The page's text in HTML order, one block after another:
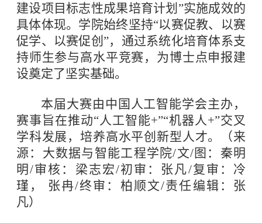
建设项目标志性成果培育计划”实施成效的
具体体现。学院始终坚持“以赛促教、以赛
促学、以赛促创”，通过系统化培育体系支
持师生参与高水平竞赛，为博士点申报建
设奠定了坚实基础。
本届大赛由中国人工智能学会主办，
赛事旨在推动“人工智能+”“机器人+”交叉
学科发展，培养高水平创新型人才。（来
源：大数据与智能工程学院/文/图：秦明
明/审核：梁志宏/初审：张凡/复审：冷
瑾， 张冉/终审：柏顺文/责任编辑：张
凡）